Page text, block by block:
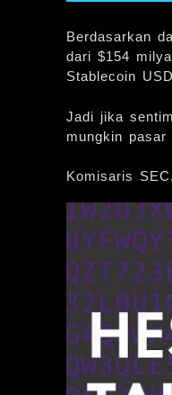
Berdasarkan
dari $154
Stablecoin
Jadi jika
mungkin
Komisaris